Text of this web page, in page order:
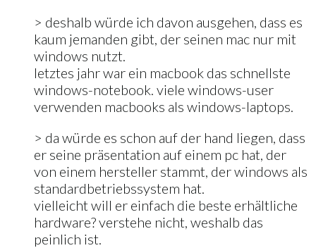
> deshalb würde ich davon ausgehen, dass es
kaum jemanden gibt, der seinen mac nur mit
windows nutzt.
letztes jahr war ein macbook das schnellste
windows-notebook. viele windows-user
verwenden macbooks als windows-laptops.
> da würde es schon auf der hand liegen, dass
er seine präsentation auf einem pc hat, der
von einem hersteller stammt, der windows als
standardbetriebssystem hat.
vielleicht will er einfach die beste erhältliche
hardware? verstehe nicht, weshalb das
peinlich ist.